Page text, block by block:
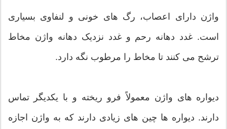
واژن دارای اعصاب، رگ های خونی و لنفاوی بسیاری
است. غدد دهانه رحم و غدد نزدیک دهانه واژن مخاط
ترشح می کنند تا مخاط را مرطوب نگه دارد.
دیواره های واژن معمولاً فرو ریخته و با یکدیگر تماس
دارند. دیواره ها چین های زیادی دارند که به واژن اجازه